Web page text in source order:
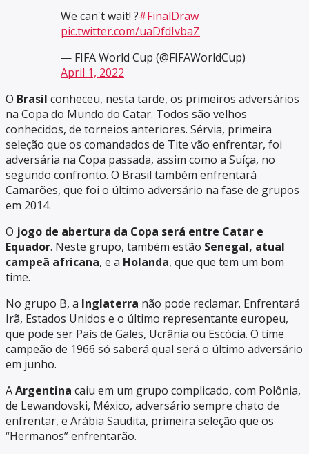
We can't wait! ?#FinalDraw
pic.twitter.com/uaDfdIvbaZ
— FIFA World Cup (@FIFAWorldCup)
April 1, 2022
O Brasil conheceu, nesta tarde, os primeiros adversários
na Copa do Mundo do Catar. Todos são velhos
conhecidos, de torneios anteriores. Sérvia, primeira
seleção que os comandados de Tite vão enfrentar, foi
adversária na Copa passada, assim como a Suíça, no
segundo confronto. O Brasil também enfrentará
Camarões, que foi o último adversário na fase de grupos
em 2014.
O jogo de abertura da Copa será entre Catar e
Equador. Neste grupo, também estão Senegal, atual
campeã africana, e a Holanda, que que tem um bom
time.
No grupo B, a Inglaterra não pode reclamar. Enfrentará
Irã, Estados Unidos e o último representante europeu,
que pode ser País de Gales, Ucrânia ou Escócia. O time
campeão de 1966 só saberá qual será o último adversário
em junho.
AArgentina caiu em um grupo complicado, com Polônia,
de Lewandovski, México, adversário sempre chato de
enfrentar, e Arábia Saudita, primeira seleção que os
“Hermanos” enfrentarão.